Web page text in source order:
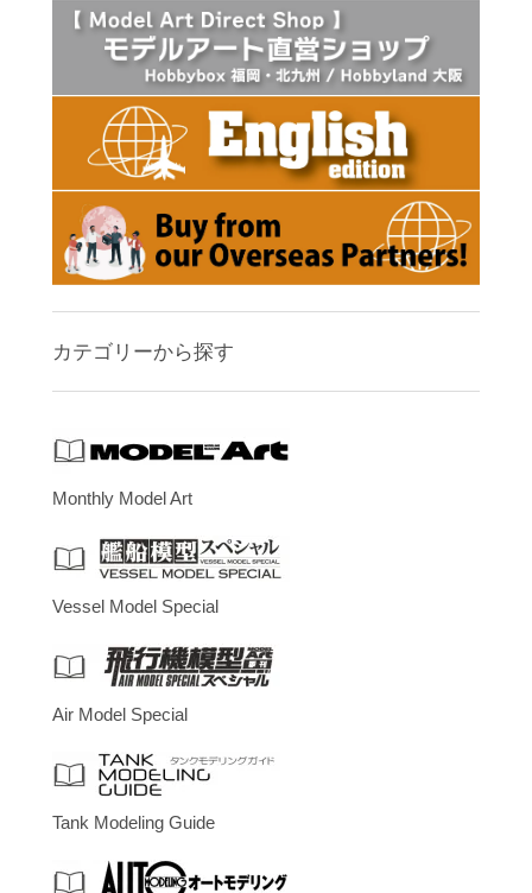
カテゴリーから探す
Monthly Model Art
Vessel Model Special
Air Model Special
Tank Modeling Guide